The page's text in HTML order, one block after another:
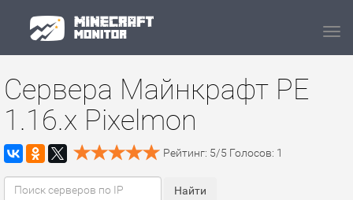
Сервера Майнкрафт PE
1.16.x Pixelmon
Рейтинг: 5/5 Голосов: 1